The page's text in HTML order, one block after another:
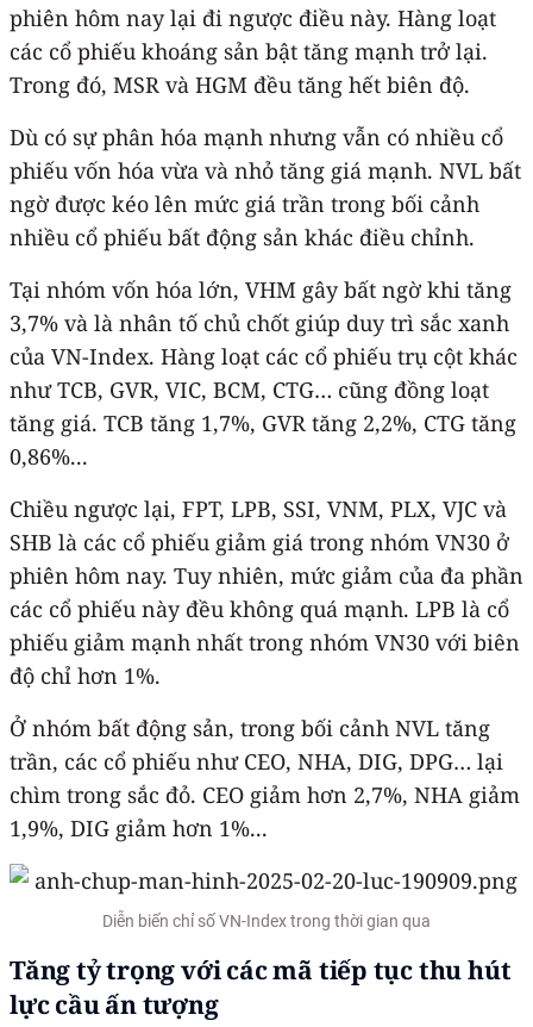
phiên hôm nay lại đi ngược điều này. Hàng loạt
các cổ phiếu khoáng sản bật tăng mạnh trở lại.
Trong đó, MSR và HGM đều tăng hết biên độ.
Dù có sự phân hóa mạnh nhưng vẫn có nhiều cổ
phiếu vốn hóa vừa và nhỏ tăng giá mạnh. NVL bất
ngờ được kéo lên mức giá trần trong bối cảnh
nhiều cổ phiếu bất động sản khác điều chỉnh.
Tại nhóm vốn hóa lớn, VHM gây bất ngờ khi tăng
3,7% và là nhân tố chủ chốt giúp duy trì sắc xanh
của VN-Index. Hàng loạt các cổ phiếu trụ cột khác
như TCB, GVR, VIC, BCM, CTG… cũng đồng loạt
tăng giá. TCB tăng 1,7%, GVR tăng 2,2%, CTG tăng
0,86%...
Chiều ngược lại, FPT, LPB, SSI, VNM, PLX, VJC và
SHB là các cổ phiếu giảm giá trong nhóm VN30 ở
phiên hôm nay. Tuy nhiên, mức giảm của đa phần
các cổ phiếu này đều không quá mạnh. LPB là cổ
phiếu giảm mạnh nhất trong nhóm VN30 với biên
độ chỉ hơn 1%.
Ở nhóm bất động sản, trong bối cảnh NVL tăng
trần, các cổ phiếu như CEO, NHA, DIG, DPG… lại
chìm trong sắc đỏ. CEO giảm hơn 2,7%, NHA giảm
1,9%, DIG giảm hơn 1%...
Diễn biến chỉ số VN-Index trong thời gian qua
Tăng tỷ trọng với các mã tiếp tục thu hút
lực cầu ấn tượng